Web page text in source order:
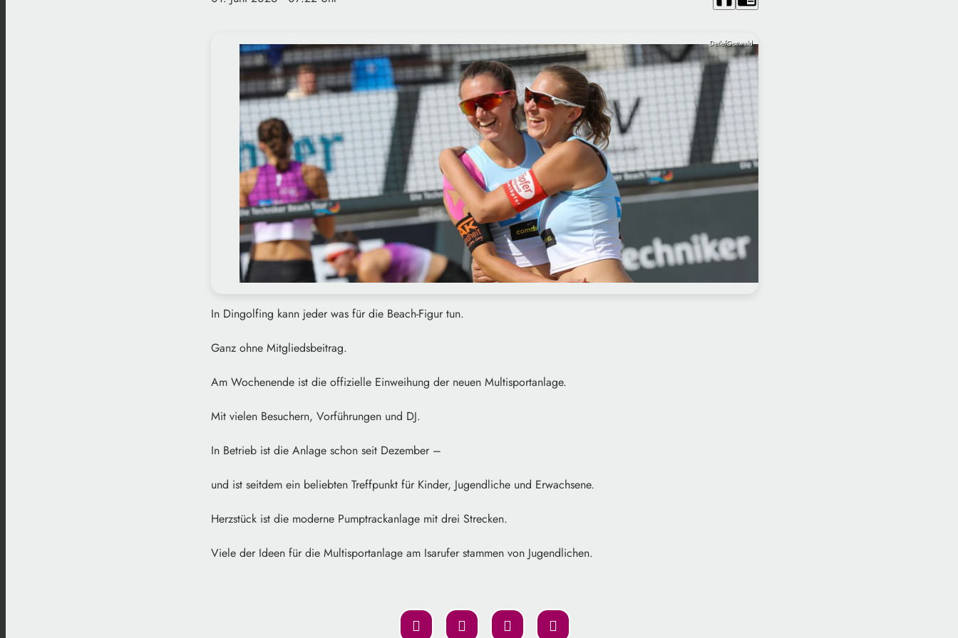
DetlefGottwald
In Dingolfing kann jeder was für die Beach-Figur tun.
Ganz ohne Mitgliedsbeitrag.
Am Wochenende ist die offizielle Einweihung der neuen Multisportanlage.
Mit vielen Besuchern, Vorführungen und DJ.
In Betrieb ist die Anlage schon seit Dezember –
und ist seitdem ein beliebten Treffpunkt für Kinder, Jugendliche und Erwachsene.
Herzstück ist die moderne Pumptrackanlage mit drei Strecken.
Viele der Ideen für die Multisportanlage am Isarufer stammen von Jugendlichen.